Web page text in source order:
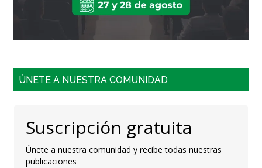
ÚNETE A NUESTRA COMUNIDAD
Suscripción gratuita
Únete a nuestra comunidad y recibe todas nuestras
publicaciones